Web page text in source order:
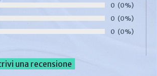
Numero di
0 (0%)
Numero di
0 (0%)
Numero di
0 (0%)